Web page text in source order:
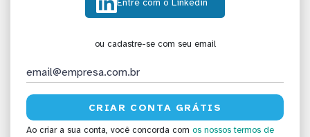
Entre com o Linkedin
ou cadastre-se com seu email
Ao criar a sua conta, você concorda com os nossos termos de